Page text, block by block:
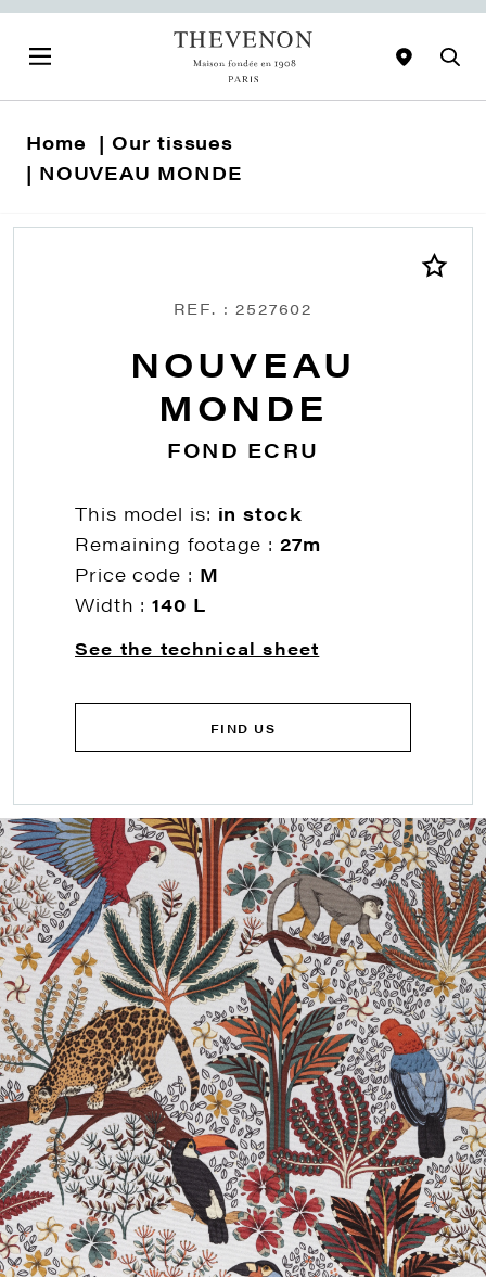
Home
Our tissues
NOUVEAU MONDE
REF. : 2527602
NOUVEAU
MONDE
FOND ECRU
This model is: in stock
Remaining footage :27m
Price code : M
Width :140 L
See the technical sheet
FIND US